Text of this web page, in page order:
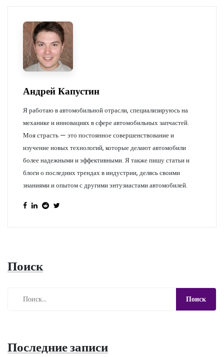
Андрей Капустин
Я работаю в автомобильной отрасли, специализируюсь на
механике и инновациях в сфере автомобильных запчастей.
Моя страсть — это постоянное совершенствование и
изучение новых технологий, которые делают автомобили
более надежными и эффективными. Я также пишу статьи и
блоги о последних трендах в индустрии, делясь своими
знаниями и опытом с другими энтузиастами автомобилей.
Поиск
Последние записи